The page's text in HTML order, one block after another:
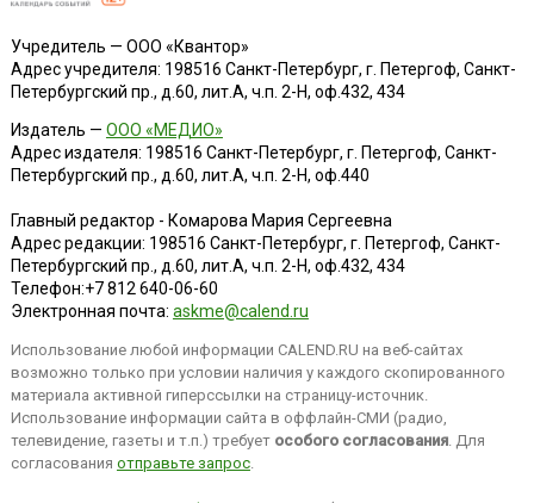
Учредитель — ООО «Квантор»
Адрес учредителя: 198516 Санкт-Петербург, г. Петергоф, Санкт-
Петербургский пр., д.60, лит.А, ч.п. 2-Н, оф.432, 434
Издатель — ООО «МЕДИО»
Адрес издателя: 198516 Санкт-Петербург, г. Петергоф, Санкт-
Петербургский пр., д.60, лит.А, ч.п. 2-Н, оф.440
Главный редактор - Комарова Мария Сергеевна
Адрес редакции: 198516 Санкт-Петербург, г. Петергоф, Санкт-
Петербургский пр., д.60, лит.А, ч.п. 2-Н, оф.432, 434
Телефон:+7 812 640-06-60
Электронная почта: askme@calend.ru
Использование любой информации CALEND.RU на веб-сайтах
возможно только при условии наличия у каждого скопированного
материала активной гиперссылки на страницу-источник.
Использование информации сайта в оффлайн-СМИ (радио,
телевидение, газеты и т.п.) требует особого согласования. Для
согласования отправьте запрос.